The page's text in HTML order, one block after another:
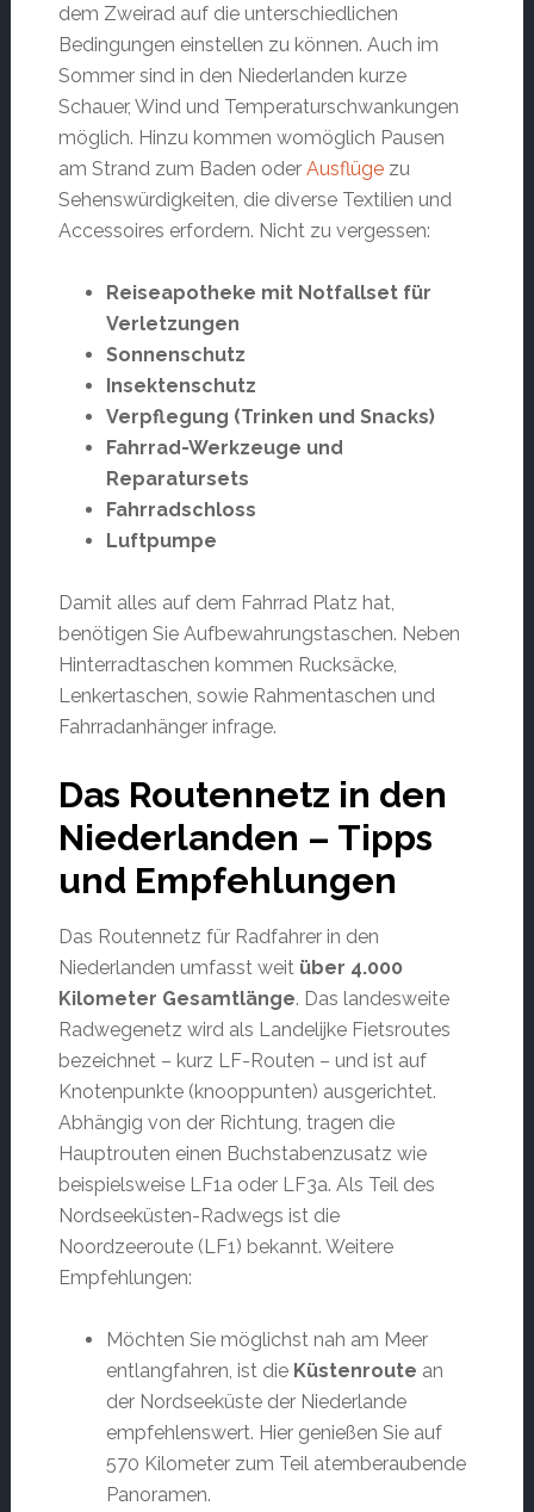
dem Zweirad auf die unterschiedlichen
Bedingungen einstellen zu können. Auch im
Sommer sind in den Niederlanden kurze
Schauer, Wind und Temperaturschwankungen
möglich. Hinzu kommen womöglich Pausen
am Strand zum Baden oder Ausflügezu
Sehenswürdigkeiten, die diverse Textilien und
Accessoires erfordern. Nicht zu vergessen:
Reiseapotheke mit Notfallset für
Verletzungen
Sonnenschutz
Insektenschutz
Verpflegung (Trinken und Snacks)
Fahrrad-Werkzeuge und
Reparatursets
Fahrradschloss
Luftpumpe
Damit alles auf dem Fahrrad Platz hat,
benötigen Sie Aufbewahrungstaschen. Neben
Hinterradtaschen kommen Rucksäcke,
Lenkertaschen, sowie Rahmentaschen und
Fahrradanhänger infrage.
Das Routennetz in den
Niederlanden – Tipps
und Empfehlungen
Das Routennetz für Radfahrer in den
Niederlanden umfasst weit über 4.000
Kilometer Gesamtlänge. Das landesweite
Radwegenetz wird als Landelijke Fietsroutes
bezeichnet – kurz LF-Routen – und ist auf
Knotenpunkte (knooppunten) ausgerichtet.
Abhängig von der Richtung, tragen die
Hauptrouten einen Buchstabenzusatz wie
beispielsweise LF1a oder LF3a. Als Teil des
Nordseeküsten-Radwegs ist die
Noordzeeroute (LF1) bekannt. Weitere
Empfehlungen:
Möchten Sie möglichst nah am Meer
entlangfahren, ist die Küstenroute an
der Nordseeküste der Niederlande
empfehlenswert. Hier genießen Sie auf
570 Kilometer zum Teil atemberaubende
Panoramen.